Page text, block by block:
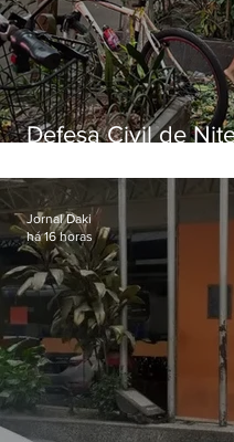
Defesa Civil de
sexta-feira (07)
Jornal Daki
há 16 horas